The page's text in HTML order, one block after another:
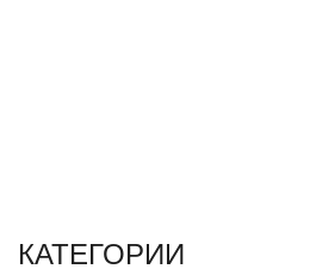
КАТЕГОРИИ